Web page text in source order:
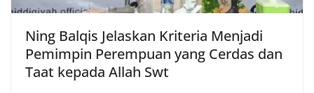
Ning Balqis Jelaskan Kriteria Menjadi
Pemimpin Perempuan yang Cerdas dan
Taat kepada Allah Swt